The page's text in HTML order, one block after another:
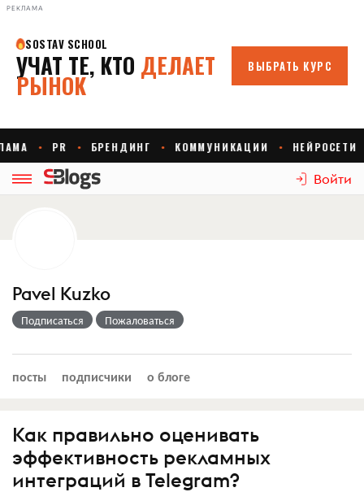
РЕКЛАМА
Войти
Pavel Kuzko
Подписаться Пожаловаться
посты подписчики о блоге
Как правильно оценивать
эффективность рекламных
интеграций в Telegram?